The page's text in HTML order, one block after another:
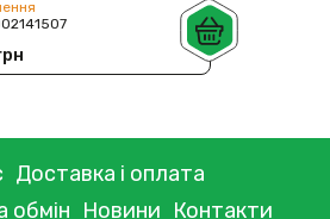
Доставка і оплата
обмін Новини Контакти